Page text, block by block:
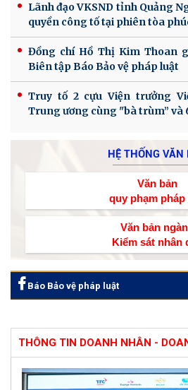
Lãnh đạo VKSND tỉnh Quảng
quyền công tố tại phiên tòa
Đồng chí Hồ Thị Kim Thoan
Biên tập Báo Bảo vệ pháp luật
Truy tố 2 cựu Viện trưởng
Trung ương cùng "bà trùm” và
HỆ THỐNG VĂN
Văn bản
quy phạm pháp
Văn bản
Kiểm sát nhân
Báo Bảo vệ pháp luật
THÔNG TIN DOANH NHÂN -